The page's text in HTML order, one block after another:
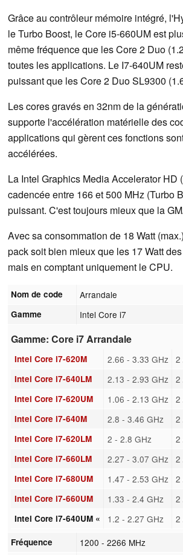
Grâce au contrôleur mémoire intégré,
le Turbo Boost, le Core i5-660UM est
même fréquence que les Core 2 Duo
toutes les applications. Le I7-640UM
puissant que les Core 2 Duo SL9300
Les cores gravés en 32nm de la
supporte l'accélération matérielle des
applications qui gèrent ces fonctions
accélérées.
La Intel Graphics Media Accelerator HD
cadencée entre 166 et 500 MHz (Turbo
puissant. C'est toujours mieux que la
Avec sa consommation de 18 Watt
pack soit bien mieux que les 17 Watt
mais en comptant uniquement le CPU.
Nom de code Arrandale
Gamme Intel Core i7
Gamme: Core i7 Arrandale
Intel Core i7-620M 2.66 - 3.33 GHz 2
Intel Core i7-640LM 2.13 - 2.93 GHz 2
Intel Core i7-620UM 1.06 - 2.13 GHz 2
Intel Core i7-640M 2.8 - 3.46 GHz 2
Intel Core i7-620LM 2 - 2.8 GHz 2
Intel Core i7-660LM 2.27 - 3.07 GHz 2
Intel Core i7-680UM 1.47 - 2.53 GHz 2
Intel Core i7-660UM 1.33 - 2.4 GHz 2
Intel Core i7-640UM « 1.2 - 2.27 GHz 2
Fréquence 1200 - 2266 MHz